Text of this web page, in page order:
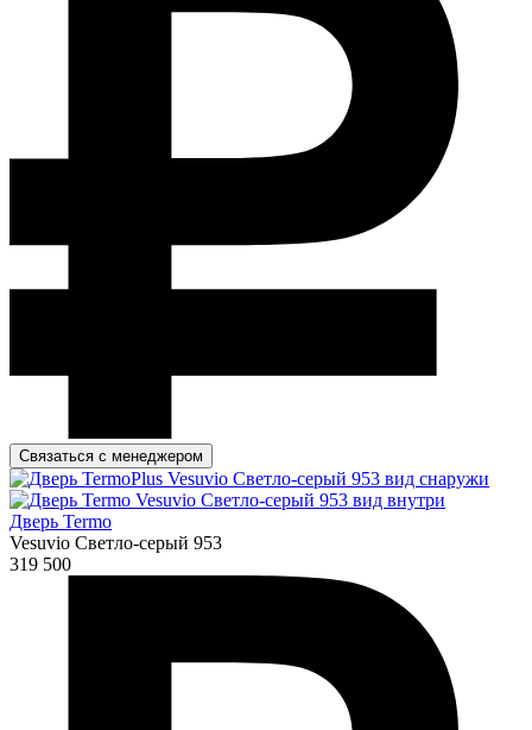
Связаться с менеджером
Дверь Termo
Vesuvio Светло-серый 953
319 500